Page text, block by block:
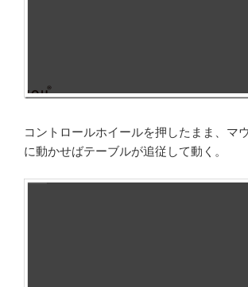
コントロールホイールを押したまま、マ
に動かせばテーブルが追従して動く。